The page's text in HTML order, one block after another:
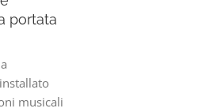
portata
musicali